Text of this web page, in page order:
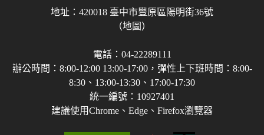
地址：420018 臺中市豐原區陽明街36號
（地圖）
電話：04-22289111
辦公時間：8:00-12:00 13:00-17:00，彈性上下班時間：8:00-
8:30、13:00-13:30、17:00-17:30
統一編號：10927401
建議使用Chrome、Edge、Firefox瀏覽器